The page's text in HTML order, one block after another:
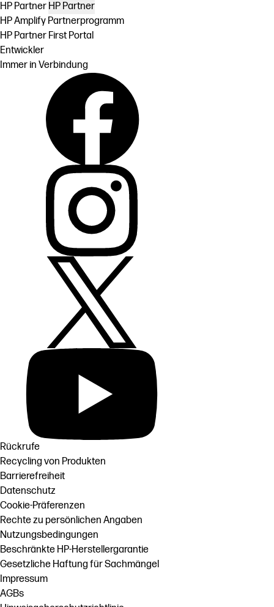
HP Partner HP Partner
HP Amplify Partnerprogramm
HP Partner First Portal
Entwickler
Immer in Verbindung
Rückrufe
Recycling von Produkten
Barrierefreiheit
Datenschutz
Cookie-Präferenzen
Rechte zu persönlichen Angaben
Nutzungsbedingungen
Beschränkte HP-Herstellergarantie
Gesetzliche Haftung für Sachmängel
Impressum
AGBs